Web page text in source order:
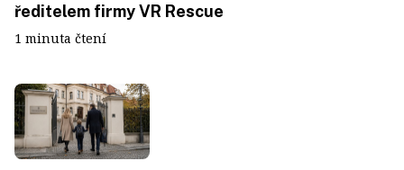
ředitelem firmy VR Rescue
1 minuta čtení